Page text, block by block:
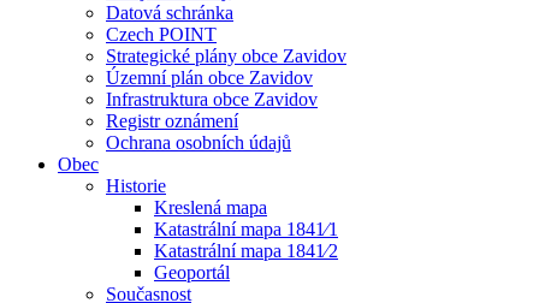
Datová schránka
Czech POINT
Strategické plány obce Zavidov
Územní plán obce Zavidov
Infrastruktura obce Zavidov
Registr oznámení
Ochrana osobních údajů
Obec
Historie
Kreslená mapa
Katastrální mapa 1841⁄1
Katastrální mapa 1841⁄2
Geoportál
Současnost